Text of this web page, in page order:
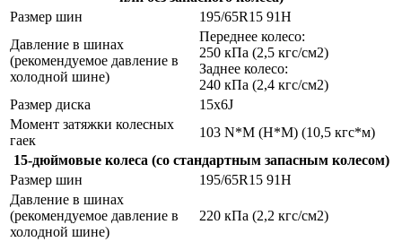
Размер шин
195/65R15 91H
Давление в шинах
(рекомендуемое давление в
холодной шине)
Переднее колесо:
250 кПа (2,5 кгс/см2)
Заднее колесо:
240 кПа (2,4 кгс/см2)
Размер диска
15х6J
Момент затяжки колесных
гаек
103 N*M (Н*М) (10,5 кгс*м)
15-дюймовые колеса (со стандартным запасным колесом)
Размер шин
195/65R15 91H
Давление в шинах
(рекомендуемое давление в
холодной шине)
220 кПа (2,2 кгс/см2)